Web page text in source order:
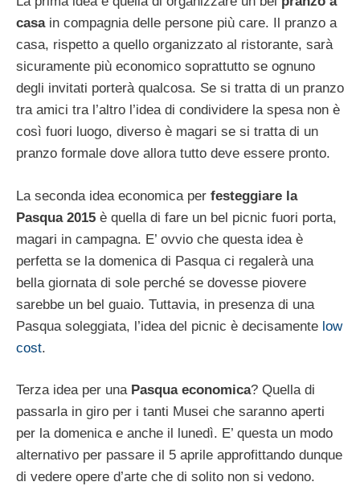
casain compagnia delle persone più care. Il pranzo a
casa, rispetto a quello organizzato al ristorante, sarà
sicuramente più economico soprattutto se ognuno
degli invitati porterà qualcosa. Se si tratta di un pranzo
tra amici tra l’altro l’idea di condividere la spesa non è
così fuori luogo, diverso è magari se si tratta di un
pranzo formale dove allora tutto deve essere pronto.
La seconda idea economica per festeggiare la
Pasqua 2015 è quella di fare un bel picnic fuori porta,
magari in campagna. E’ ovvio che questa idea è
perfetta se la domenica di Pasqua ci regalerà una
bella giornata di sole perché se dovesse piovere
sarebbe un bel guaio. Tuttavia, in presenza di una
Pasqua soleggiata, l’idea del picnic è decisamente low
cost.
Terza idea per una Pasqua economica? Quella di
passarla in giro per i tanti Musei che saranno aperti
per la domenica e anche il lunedì. E’ questa un modo
alternativo per passare il 5 aprile approfittando dunque
di vedere opere d’arte che di solito non si vedono.